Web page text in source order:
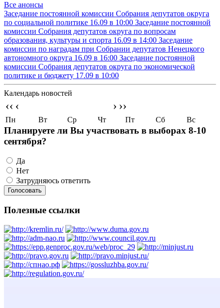
Все анонсы
Заседание постоянной комиссии Собрания депутатов округа
по социальной политике 16.09 в 10:00 Заседание постоянной
комиссии Собрания депутатов округа по вопросам
образования, культуры и спорта 16.09 в 14:00 Заседание
комиссии по наградам при Собрании депутатов Ненецкого
автономного округа 16.09 в 16:00 Заседание постоянной
комиссии Собрания депутатов округа по экономической
политике и бюджету 17.09 в 10:00
Календарь новостей
‹‹ ‹ › ››
Пн Вт Ср Чт Пт Сб Вс
Планируете ли Вы участвовать в выборах 8-10
сентября?
Да
Нет
Затрудняюсь ответить
Полезные ссылки